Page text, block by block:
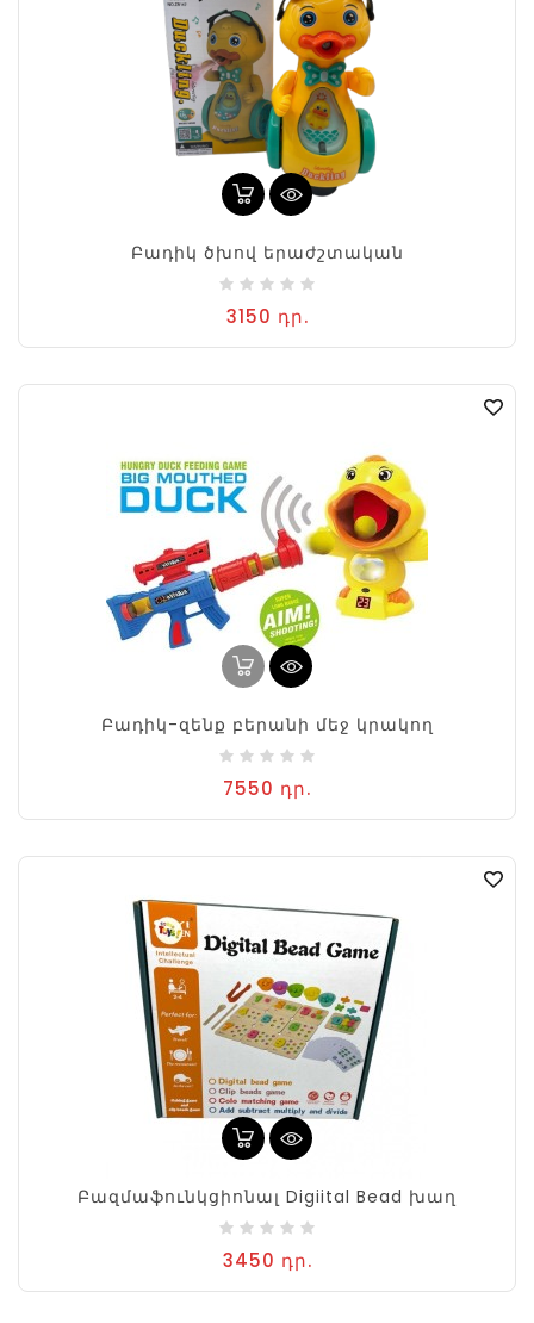
Բադիկ ծխով երաժշտական
3150 դր.
Բադիկ-զենք բերանի մեջ կրակող
7550 դր.
Բազմաֆունկցիոնալ Digiital Bead խաղ
3450 դր.